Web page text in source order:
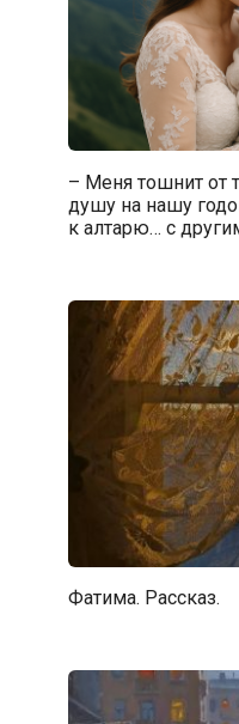
– Меня тошнит от
душу на нашу
к алтарю… с
Фатима. Рассказ.